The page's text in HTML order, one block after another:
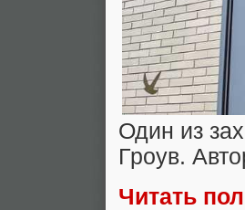
Один из
Гроув.
Читать